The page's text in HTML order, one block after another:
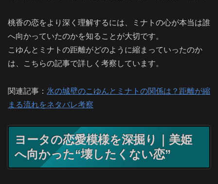
桃香の恋をより深く理解するには、ミナトの心が本当は誰
へ向かっていたのかを知ることが大切です。
こゆんとミナトの距離がどのように縮まっていったのか
は、こちらの記事で詳しく考察しています。
関連記事： 氷の城壁のこゆんとミナトの関係は？距離が縮
まる流れをネタバレ考察
ヨータの恋愛模様を深掘り｜美姫
へ向かった“壊したくない恋”